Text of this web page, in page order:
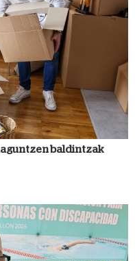
baldintzak